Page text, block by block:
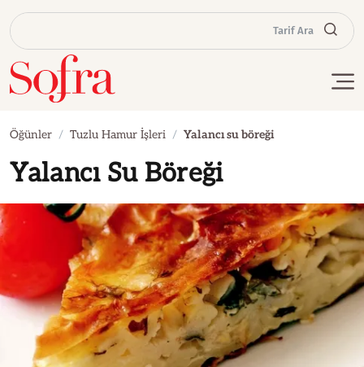
Tarif Ara
Öğünler Tuzlu Hamur İşleri Yalancı su böreği
Yalancı Su Böreği